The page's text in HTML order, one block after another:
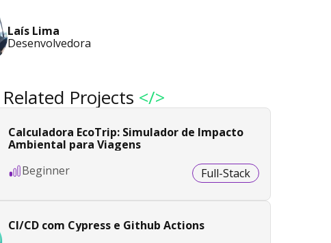
Laís Lima
Desenvolvedora
Projects </>
Calculadora EcoTrip: Simulador de Impacto
Ambiental para Viagens
Beginner
Full-Stack
CI/CD com Cypress e Github Actions